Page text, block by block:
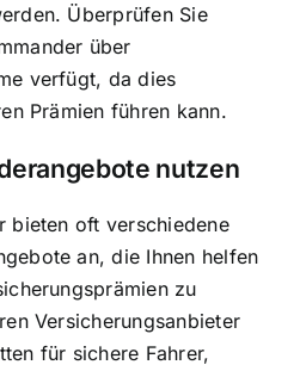
Überprüfen Sie
über
verfügt, da dies
Prämien führen kann.
nutzen
bieten oft verschiedene
an, die Ihnen helfen
zu
Versicherungsanbieter
für sichere Fahrer,